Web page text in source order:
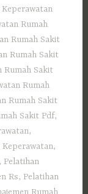
Keperawatan
Rumah
Rumah Sakit
Rumah Sakit
Rumah Sakit
Rumah
Rumah Sakit
Sakit Pdf,
,
Keperawatan,
, Pelatihan
Rs, Pelatihan